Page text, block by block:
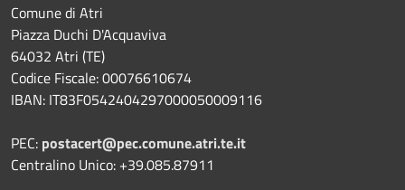
Comune di Atri
Piazza Duchi D'Acquaviva
64032 Atri (TE)
Codice Fiscale: 00076610674
IBAN: IT83F0542404297000050009116
PEC: postacert@pec.comune.atri.te.it
Centralino Unico: +39.085.87911